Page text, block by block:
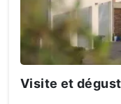
Visite et